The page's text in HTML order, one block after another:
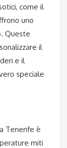
come il
uno
Queste
il
e il
speciale
Tenerife è
miti